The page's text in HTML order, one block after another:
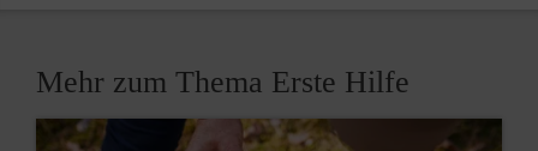
Mehr zum Thema Erste Hilfe